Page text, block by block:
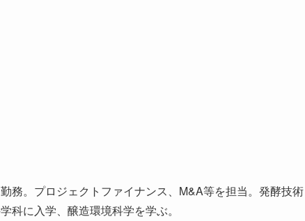
務。プロジェクトファイナンス、M&A等を担当。発酵技術
科に入学、醸造環境科学を学ぶ。